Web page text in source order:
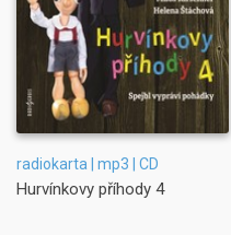
radiokarta | mp3 | CD
Hurvínkovy příhody 4